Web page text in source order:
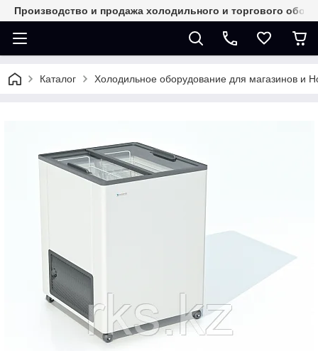
Производство и продажа холодильного и торгового
Каталог Холодильное оборудование для магазинов и